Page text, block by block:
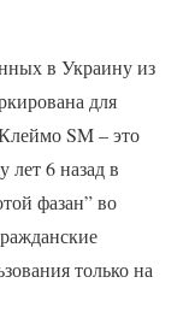
в Украину из
для
SM – это
6 назад в
фазан” во
только на